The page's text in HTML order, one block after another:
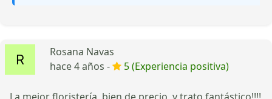
Rosana Navas
hace 4 años -
5 (Experiencia positiva)